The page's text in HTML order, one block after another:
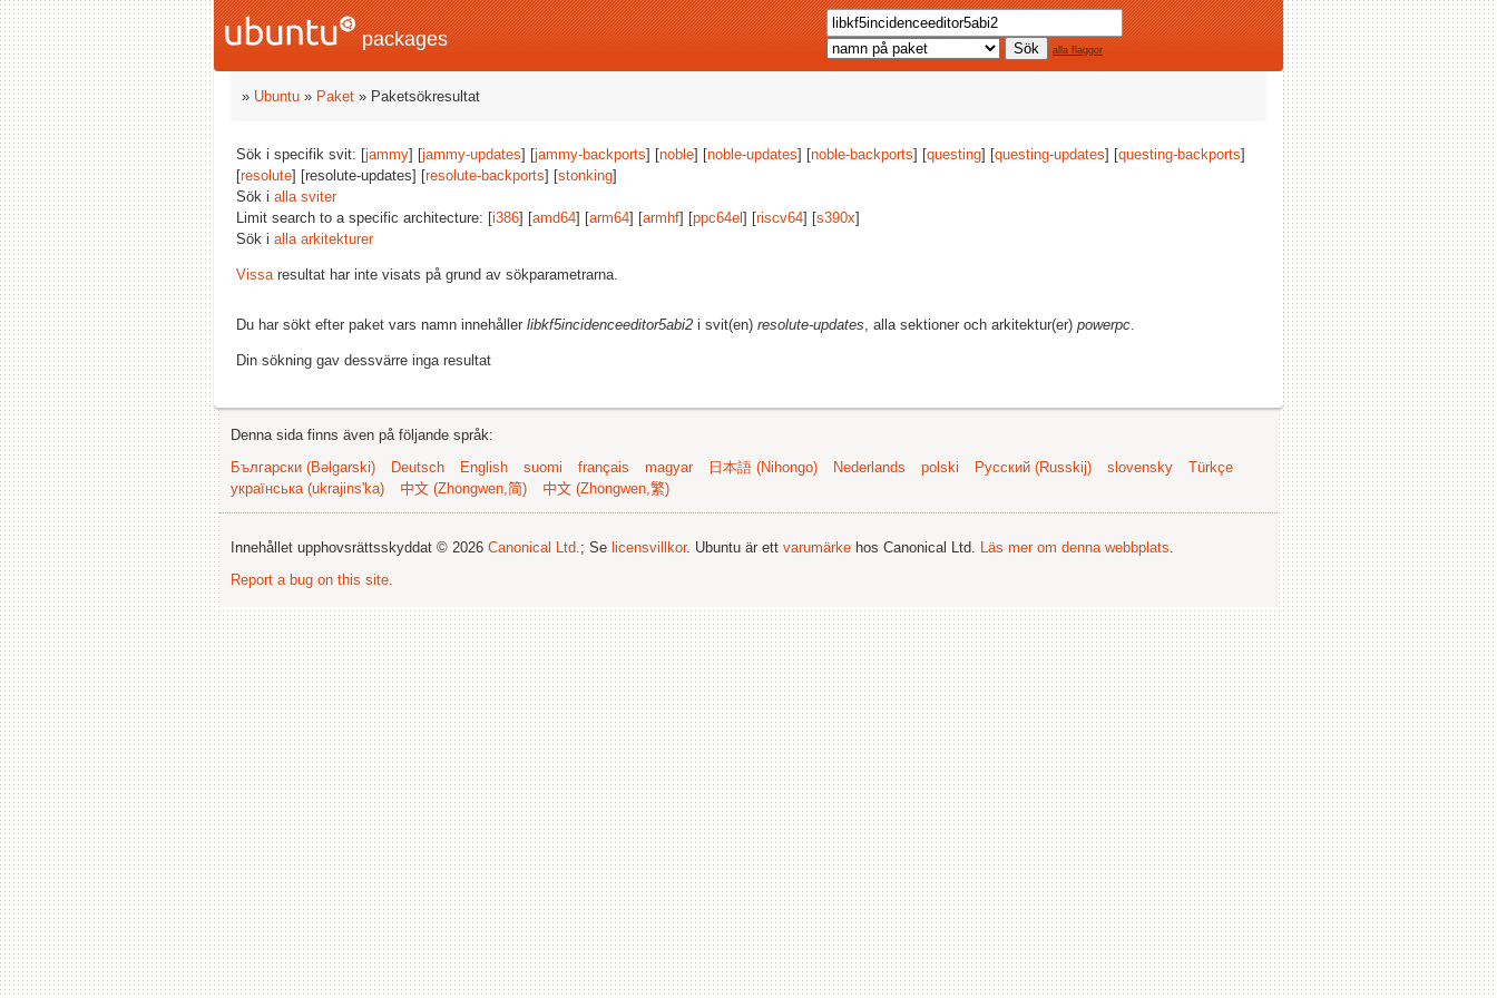
packages alla flaggor
» Ubuntu » Paket » Paketsökresultat
Sök i specifik svit: [jammy] [jammy-updates] [jammy-backports] [noble] [noble-updates] [noble-backports] [questing] [questing-updates] [questing-backports]
[resolute] [resolute-updates] [resolute-backports] [stonking]
Sök i alla sviter
Limit search to a specific architecture: [i386] [amd64] [arm64] [armhf] [ppc64el ] [riscv64] [s390x]
Sök i alla arkitekturer
Vissaresultat har inte visats på grund av sökparametrarna.
Du har sökt efter paket vars namn innehåller libkf5incidenceeditor5abi2 i svit(en) resolute-updates, alla sektioner och arkitektur(er) powerpc.
Din sökning gav dessvärre inga resultat
Denna sida finns även på följande språk:
Български (Bəlgarski)
Deutsch English suomi français magyar 日本語 (Nihongo) Nederlands polski Русский (Russkij) slovensky
Türkçe
українська (ukrajins'ka)
中文 (Zhongwen,简) 中文 (Zhongwen,繁)
Innehållet upphovsrättsskyddat © 2026 Canonical Ltd.; Se licensvillkor. Ubuntu är ett varumärke hos Canonical Ltd. Läs mer om denna webbplats.
Report a bug on this site.